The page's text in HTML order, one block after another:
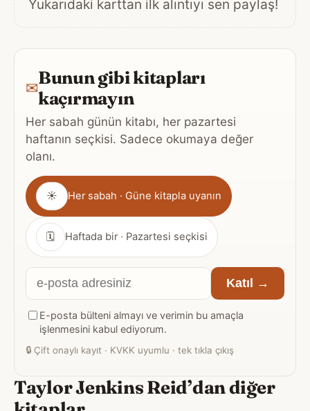
Yukarıdaki karttan ilk alıntıyı sen paylaş!
✉Bunun gibi kitapları
kaçırmayın
Her sabah günün kitabı, her pazartesi
haftanın seçkisi. Sadece okumaya değer
olanı.
Gönderim
sıklığı
☀ Her sabah · Güne kitapla uyanın
🗓 Haftada bir · Pazartesi seçkisi
E-
posta
adresiniz
Katıl →
E-posta bülteni almayı ve verimin bu amaçla
işlenmesini kabul ediyorum.
🔒 Çift onaylı kayıt · KVKK uyumlu · tek tıkla çıkış
Taylor Jenkins Reid’dan diğer